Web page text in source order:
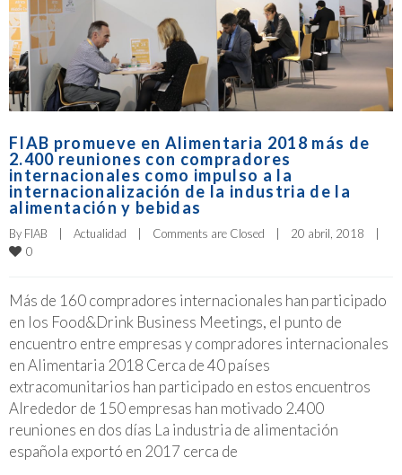
FIAB promueve en Alimentaria 2018 más de
2.400 reuniones con compradores
internacionales como impulso a la
internacionalización de la industria de la
alimentación y bebidas
By FIAB | Actualidad | Comments are Closed | 20 abril, 2018 |
0
Más de 160 compradores internacionales han participado
en los Food&Drink Business Meetings, el punto de
encuentro entre empresas y compradores internacionales
en Alimentaria 2018 Cerca de 40 países
extracomunitarios han participado en estos encuentros
Alrededor de 150 empresas han motivado 2.400
reuniones en dos días La industria de alimentación
española exportó en 2017 cerca de